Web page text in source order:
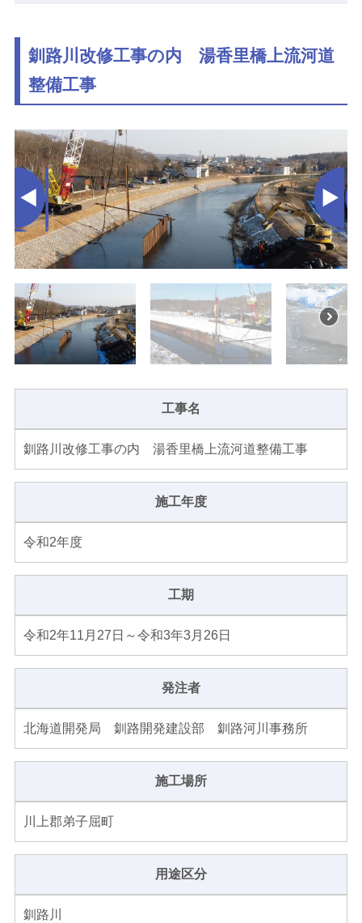
釧路川改修工事の内 湯香里橋上流河道
整備工事
工事名
釧路川改修工事の内 湯香里橋上流河道整備工事
施工年度
令和2年度
工期
令和2年11月27日～令和3年3月26日
発注者
北海道開発局 釧路開発建設部 釧路河川事務所
施工場所
川上郡弟子屈町
用途区分
釧路川